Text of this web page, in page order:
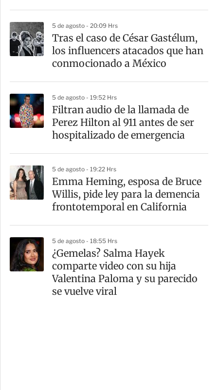
5 de agosto - 20:09 Hrs
Tras el caso de César Gastélum,
los influencers atacados que han
conmocionado a México
5 de agosto - 19:52 Hrs
Filtran audio de la llamada de
Perez Hilton al 911 antes de ser
hospitalizado de emergencia
5 de agosto - 19:22 Hrs
Emma Heming, esposa de Bruce
Willis, pide ley para la demencia
frontotemporal en California
5 de agosto - 18:55 Hrs
¿Gemelas? Salma Hayek
comparte video con su hija
Valentina Paloma y su parecido
se vuelve viral